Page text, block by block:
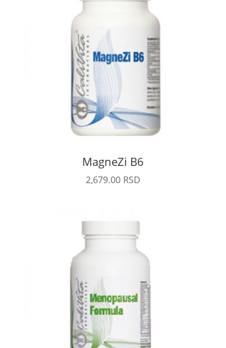
MagneZi B6
2,679.00 RSD